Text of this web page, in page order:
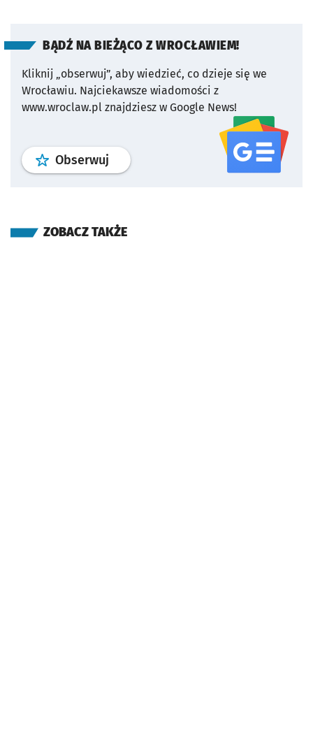
BĄDŹ NA BIEŻĄCO Z WROCŁAWIEM!
Kliknij „obserwuj”, aby wiedzieć, co dzieje się we
Wrocławiu. Najciekawsze wiadomości z
www.wroclaw.pl znajdziesz w Google News!
Obserwuj profil serwisu
ZOBACZ TAKŻE